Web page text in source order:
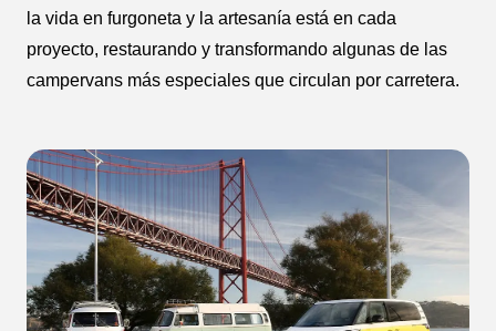
la vida en furgoneta y la artesanía está en cada
proyecto, restaurando y transformando algunas de las
campervans más especiales que circulan por carretera.